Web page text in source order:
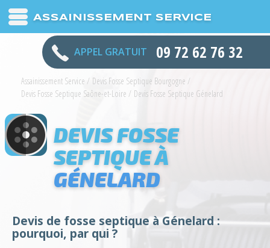
ASSAINISSEMENT SERVICE
APPEL GRATUIT 09 72 62 76 32
Assainissement Service / Devis Fosse Septique Bourgogne /
Devis Fosse Septique Saône-et-Loire / Devis Fosse Septique Génelard
DEVIS FOSSE
SEPTIQUE À
GÉNELARD
Devis de fosse septique à Génelard :
pourquoi, par qui ?